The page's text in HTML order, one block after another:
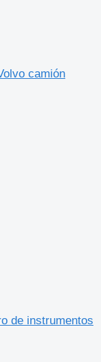
camión
de instrumentos